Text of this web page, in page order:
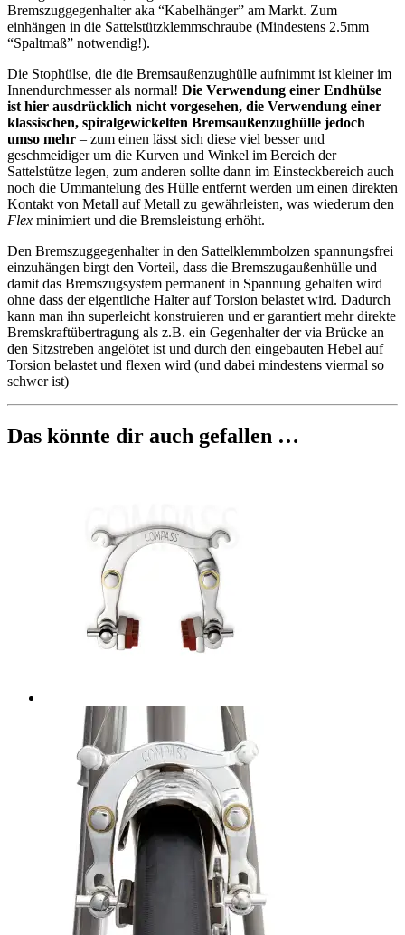
Bremszuggegenhalter aka “Kabelhänger” am Markt. Zum
einhängen in die Sattelstützklemmschraube (Mindestens 2.5mm
“Spaltmaß” notwendig!).
Die Stophülse, die die Bremsaußenzughülle aufnimmt ist kleiner im
Innendurchmesser als normal! Die Verwendung einer Endhülse
ist hier ausdrücklich nicht vorgesehen, die Verwendung einer
klassischen, spiralgewickelten Bremsaußenzughülle jedoch
umso mehr – zum einen lässt sich diese viel besser und
geschmeidiger um die Kurven und Winkel im Bereich der
Sattelstütze legen, zum anderen sollte dann im Einsteckbereich auch
noch die Ummantelung des Hülle entfernt werden um einen direkten
Kontakt von Metall auf Metall zu gewährleisten, was wiederum den
Flex minimiert und die Bremsleistung erhöht.
Den Bremszuggegenhalter in den Sattelklemmbolzen spannungsfrei
einzuhängen birgt den Vorteil, dass die Bremszugaußenhülle und
damit das Bremszugsystem permanent in Spannung gehalten wird
ohne dass der eigentliche Halter auf Torsion belastet wird. Dadurch
kann man ihn superleicht konstruieren und er garantiert mehr direkte
Bremskraftübertragung als z.B. ein Gegenhalter der via Brücke an
den Sitzstreben angelötet ist und durch den eingebauten Hebel auf
Torsion belastet und flexen wird (und dabei mindestens viermal so
schwer ist)
Das könnte dir auch gefallen …